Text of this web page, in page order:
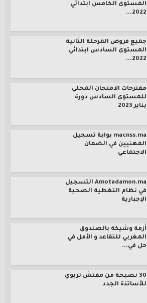
المستوى الخامس ابتدائي
2022...
جميع فروض المرحلة الثانية
المستوى السادس ابتدائي
2022...
مقترحات الامتحان المحلي
للمستوى السادس دورة
يناير 2023
macnss.ma بوابة تسجيل
المهنيين في الضمان
الاجتماعي
Amotadamon.ma التسجيل
في نظام التغطية الصحية
الإجبارية
أزمة وشيكة بالصندوق
المغربي للتقاعد و الأمل في
حل في...
30 نصيحة من مفتش تربوي
للأساتذة الجدد